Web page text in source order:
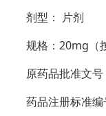
剂型： 片剂
规格：20mg（
原药品批准文
药品注册标准